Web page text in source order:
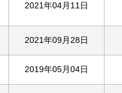
2021年04月11日
2021年09月28日
2019年05月04日